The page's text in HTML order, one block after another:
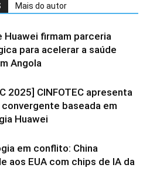
Mais do autor
Huawei firmam parceria
para acelerar a saúde
Angola
2025] CINFOTEC apresenta
baseada em
Huawei
em conflito: China
aos EUA com chips de IA da